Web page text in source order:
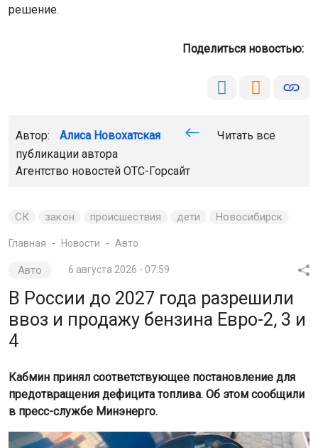
решение.
Поделиться новостью:
Автор: Алиса Новохатская
Читать все
публикации автора
Агентство новостей ОТС-Горсайт
СК закон происшествия дети Новосибирск
Главная Новости Авто
Авто 6 августа 2026 - 07:59
В России до 2027 года разрешили
ввоз и продажу бензина Евро-2, 3 и
4
Кабмин принял соответствующее постановление для
предотвращения дефицита топлива. Об этом сообщили
в пресс-службе Минэнерго.